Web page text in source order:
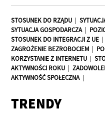
STOSUNEK DO RZĄDU |
SYTUACJA GOSPODARCZA|
STOSUNEK DO INTEGRACJI Z UE |
ZAGROŻENIE BEZROBOCIEM |
KORZYSTANIE Z INTERNETU |
AKTYWNOŚCI ROKU |
AKTYWNOŚĆ SPOŁECZNA|
TRENDY